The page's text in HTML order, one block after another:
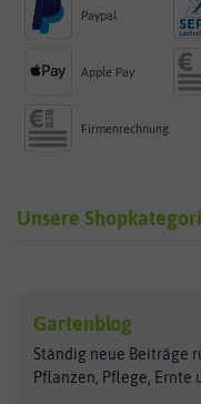
Paypal
Apple Pay
Firmenrechnung
Unsere
Exotische Samen
Gemüsesamen
Gründünger
Arche Noah
ASB Greenworld
Gartenblog
Ständig neue Beiträge
Pflanzen, Pflege, Ernte